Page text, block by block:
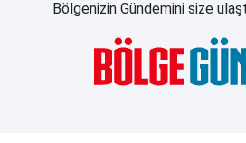
Bölgenizin Gündemini size